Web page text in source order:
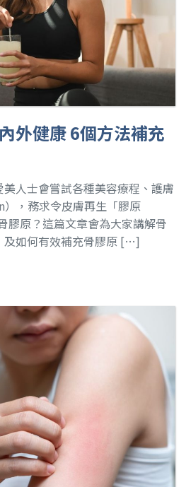
外健康 6個方法補充
人士會嘗試各種美容療程、護膚
，務求令皮膚再生「膠原
膠原？這篇文章會為大家講解骨
及如何有效補充骨膠原 […]